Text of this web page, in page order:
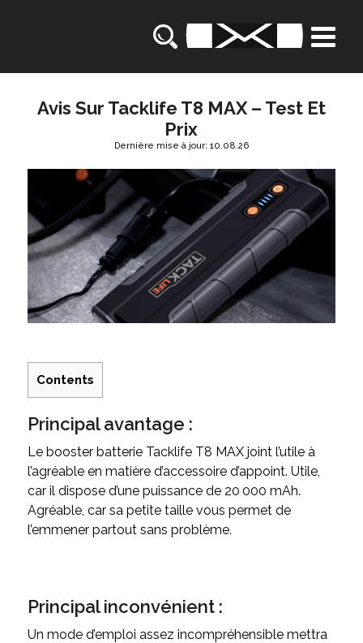
Avis Sur Tacklife T8 MAX – Test Et
Prix
Dernière mise à jour: 10.08.26
Contents
Principal avantage :
Le booster batterie Tacklife T8 MAX joint l’utile à
l’agréable en matière d’accessoire d’appoint. Utile,
car il dispose d’une puissance de 20 000 mAh.
Agréable, car sa petite taille vous permet de
l’emmener partout sans problème.
Principal inconvénient :
Un mode d’emploi assez incompréhensible mettra